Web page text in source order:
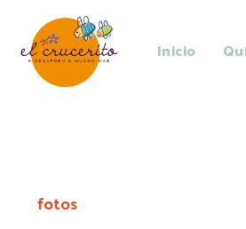
Inicio
fotos